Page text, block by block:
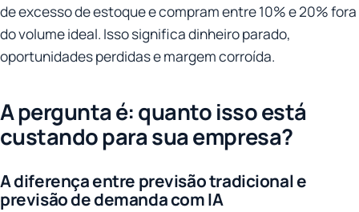
de excesso de estoque e compram entre 10% e 20% fora
do volume ideal. Isso significa dinheiro parado,
oportunidades perdidas e margem corroída.
A pergunta é: quanto isso está
custando para sua empresa?
A diferença entre previsão tradicional e
previsão de demanda com IA